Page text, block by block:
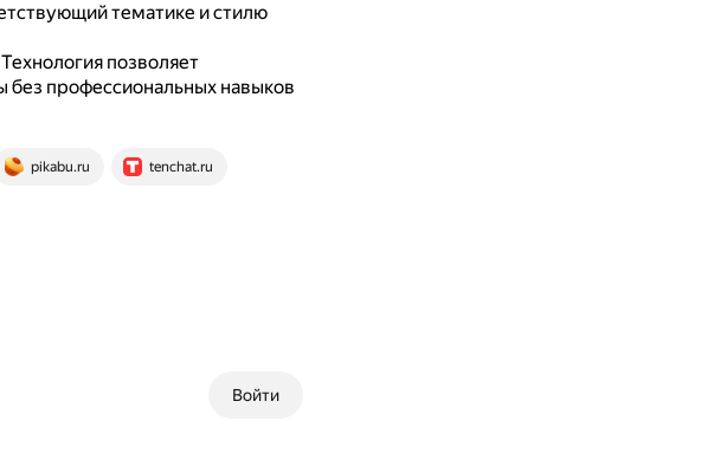
тематике и стилю
Технология позволяет
профессиональных навыков
pikabu.ru tenchat.ru
Войти